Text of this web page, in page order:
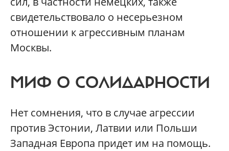
свидетельствовало о несерьезном
отношении к агрессивным планам
Москвы.
МИФ О СОЛИДАРНОСТИ
Нет сомнения, что в случае агрессии
против Эстонии, Латвии или Польши
Западная Европа придет им на помощь.